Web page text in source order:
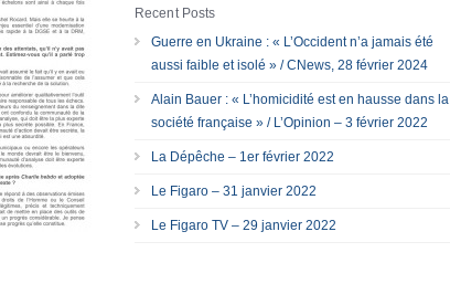
Recent Posts
Guerre en Ukraine : « L’Occident n’a jamais été
aussi faible et isolé » / CNews, 28 février 2024
Alain Bauer : « L’homicidité est en hausse dans la
société française » / L’Opinion – 3 février 2022
La Dépêche – 1er février 2022
Le Figaro – 31 janvier 2022
Le Figaro TV – 29 janvier 2022